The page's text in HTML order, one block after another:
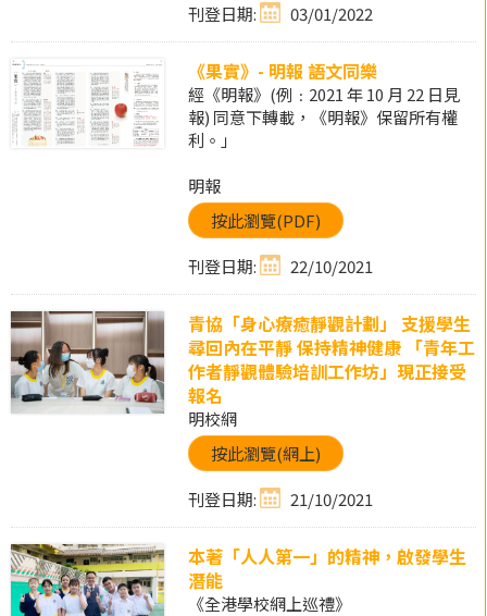
刊登日期:
03/01/2022
《果實》- 明報 語文同樂
經《明報》(例﹕2021 年 10 月 22 日見
報) 同意下轉載，《明報》保留所有權
利。」
明報
按此瀏覽(PDF)
刊登日期:
22/10/2021
青協「身心療癒靜觀計劃」 支援學生
尋回內在平靜 保持精神健康 「青年工
作者靜觀體驗培訓工作坊」現正接受
報名
明校網
按此瀏覽(網上)
刊登日期:
21/10/2021
本著「人人第一」的精神，啟發學生
潛能
《全港學校網上巡禮》